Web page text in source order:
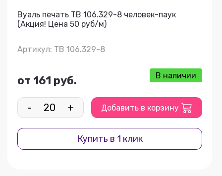
Вуаль печать ТВ 106.329-8 человек-паук
(Акция! Цена 50 руб/м)
Артикул: ТВ 106.329-8
от 161 руб. В наличии
- + Добавить в корзину
Купить в 1 клик